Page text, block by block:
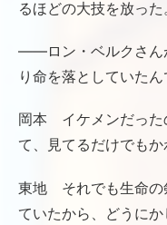
るほどの大技を放った
――ロン・ベルクさん
り命を落としていたん
岡本 イケメンだった
て、見てるだけでもか
東地 それでも生命の
ていたから、どうに